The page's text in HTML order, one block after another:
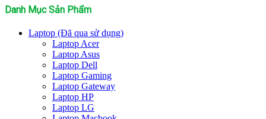
Danh Mục Sản Phẩm
Laptop (Đã qua sử dụng)
Laptop Acer
Laptop Asus
Laptop Dell
Laptop Gaming
Laptop Gateway
Laptop HP
Laptop LG